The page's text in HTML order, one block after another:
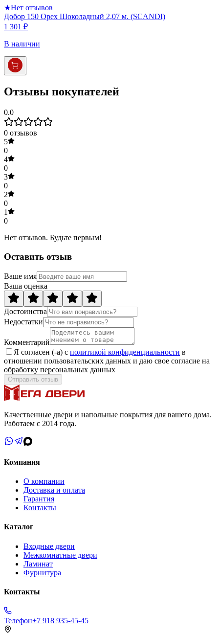
★Нет отзывов
Добор 150 Орех Шоколадный 2,07 м. (SCANDI)
1 301 ₽
В наличии
Отзывы покупателей
0.0
0 отзывов
5
0
4
0
3
0
2
0
1
0
Нет отзывов. Будьте первым!
Оставить отзыв
Ваше имя
Ваша оценка
Достоинства
Недостатки
Комментарий
Я согласен (-а) с политикой конфиденциальности в
отношении пользовательских данных и даю свое согласие на
обработку персональных данных
Отправить отзыв
Качественные двери и напольные покрытия для вашего дома.
Работаем с 2014 года.
Компания
О компании
Доставка и оплата
Гарантия
Контакты
Каталог
Входные двери
Межкомнатные двери
Ламинат
Фурнитура
Контакты
Телефон+7 918 935-45-45